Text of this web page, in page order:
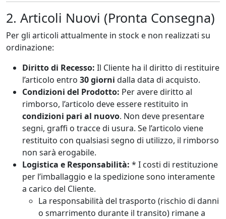
2. Articoli Nuovi (Pronta Consegna)
Per gli articoli attualmente in stock e non realizzati su
ordinazione:
Diritto di Recesso: Il Cliente ha il diritto di restituire
l’articolo entro 30 giorni dalla data di acquisto.
Condizioni del Prodotto: Per avere diritto al
rimborso, l’articolo deve essere restituito in
condizioni pari al nuovo. Non deve presentare
segni, graffi o tracce di usura. Se l’articolo viene
restituito con qualsiasi segno di utilizzo, il rimborso
non sarà erogabile.
Logistica e Responsabilità: * I costi di restituzione
per l’imballaggio e la spedizione sono interamente
a carico del Cliente.
La responsabilità del trasporto (rischio di danni
o smarrimento durante il transito) rimane a